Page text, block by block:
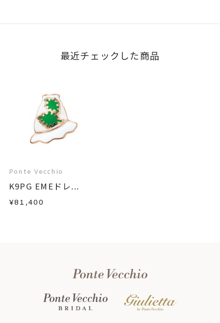
最近チェックした商品
Ponte Vecchio
K9PG EMEドレ...
¥81,400